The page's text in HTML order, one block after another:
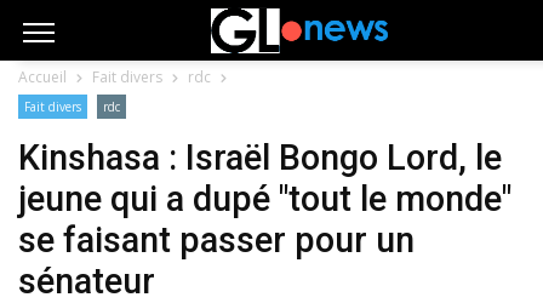
Accueil Fait divers rdc
Fait divers rdc
Kinshasa : Israël Bongo Lord, le
jeune qui a dupé "tout le monde"
se faisant passer pour un
sénateur